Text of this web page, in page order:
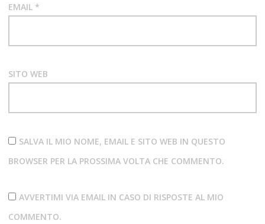
EMAIL *
SITO WEB
SALVA IL MIO NOME, EMAIL E SITO WEB IN QUESTO
BROWSER PER LA PROSSIMA VOLTA CHE COMMENTO.
AVVERTIMI VIA EMAIL IN CASO DI RISPOSTE AL MIO
COMMENTO.